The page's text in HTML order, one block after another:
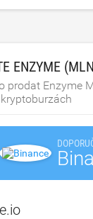
ENZYME
prodat Enzyme